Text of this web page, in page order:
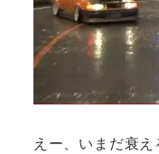
えー、いまだ衰